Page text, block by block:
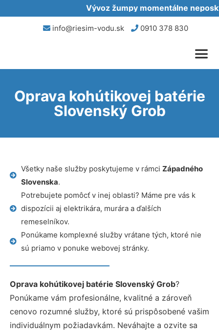
Vývoz žumpy momentálne
info@riesim-vodu.sk 0910 378 830
Oprava kohútikovej batérie
Slovenský Grob
Všetky naše služby poskytujeme v rámci Západného
Slovenska.
Potrebujete pomôcť v inej oblasti? Máme pre vás k
dispozícii aj elektrikára, murára a ďalších
remeselníkov.
Ponúkame komplexné služby vrátane tých, ktoré nie
sú priamo v ponuke webovej stránky.
Oprava kohútikovej batérie Slovenský Grob?
Ponúkame vám profesionálne, kvalitné a zároveň
cenovo rozumné služby, ktoré sú prispôsobené vašim
individuálnym požiadavkám. Neváhajte a ozvite sa